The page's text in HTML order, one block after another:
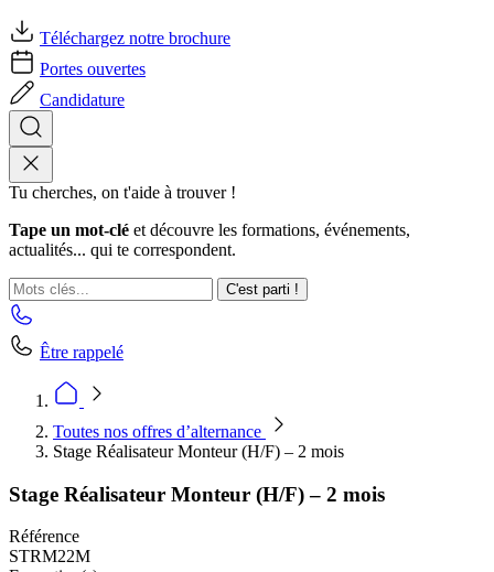
Téléchargez notre brochure
Portes ouvertes
Candidature
Tu cherches, on t'aide à trouver !
Tape un mot-clé et découvre les formations, événements,
actualités... qui te correspondent.
C'est parti !
Être rappelé
Toutes nos offres d’alternance
Stage Réalisateur Monteur (H/F) – 2 mois
Stage Réalisateur Monteur (H/F) – 2 mois
Référence
STRM22M